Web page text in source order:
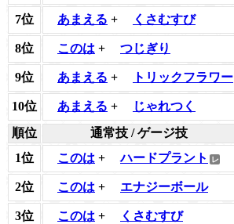
7位 あまえる + くさむすび
8位 このは + つじぎり
9位 あまえる + トリックフラワー
10位 あまえる + じゃれつく
順位
通常技 / ゲージ技
1位
このは + ハードプラント
2位 このは + エナジーボール
3位 このは + くさむすび